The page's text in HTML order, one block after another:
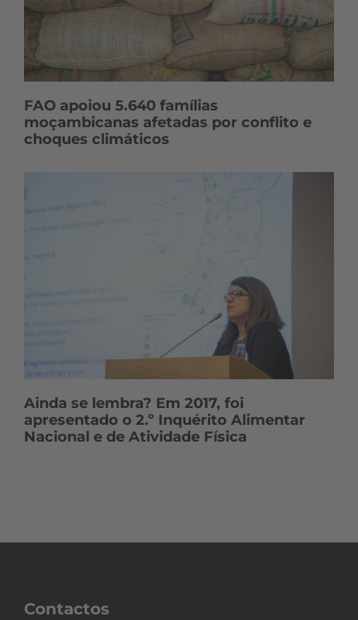
FAO apoiou 5.640 famílias
moçambicanas afetadas por conflito e
choques climáticos
Ainda se lembra? Em 2017, foi
apresentado o 2.º Inquérito Alimentar
Nacional e de Atividade Física
Contactos